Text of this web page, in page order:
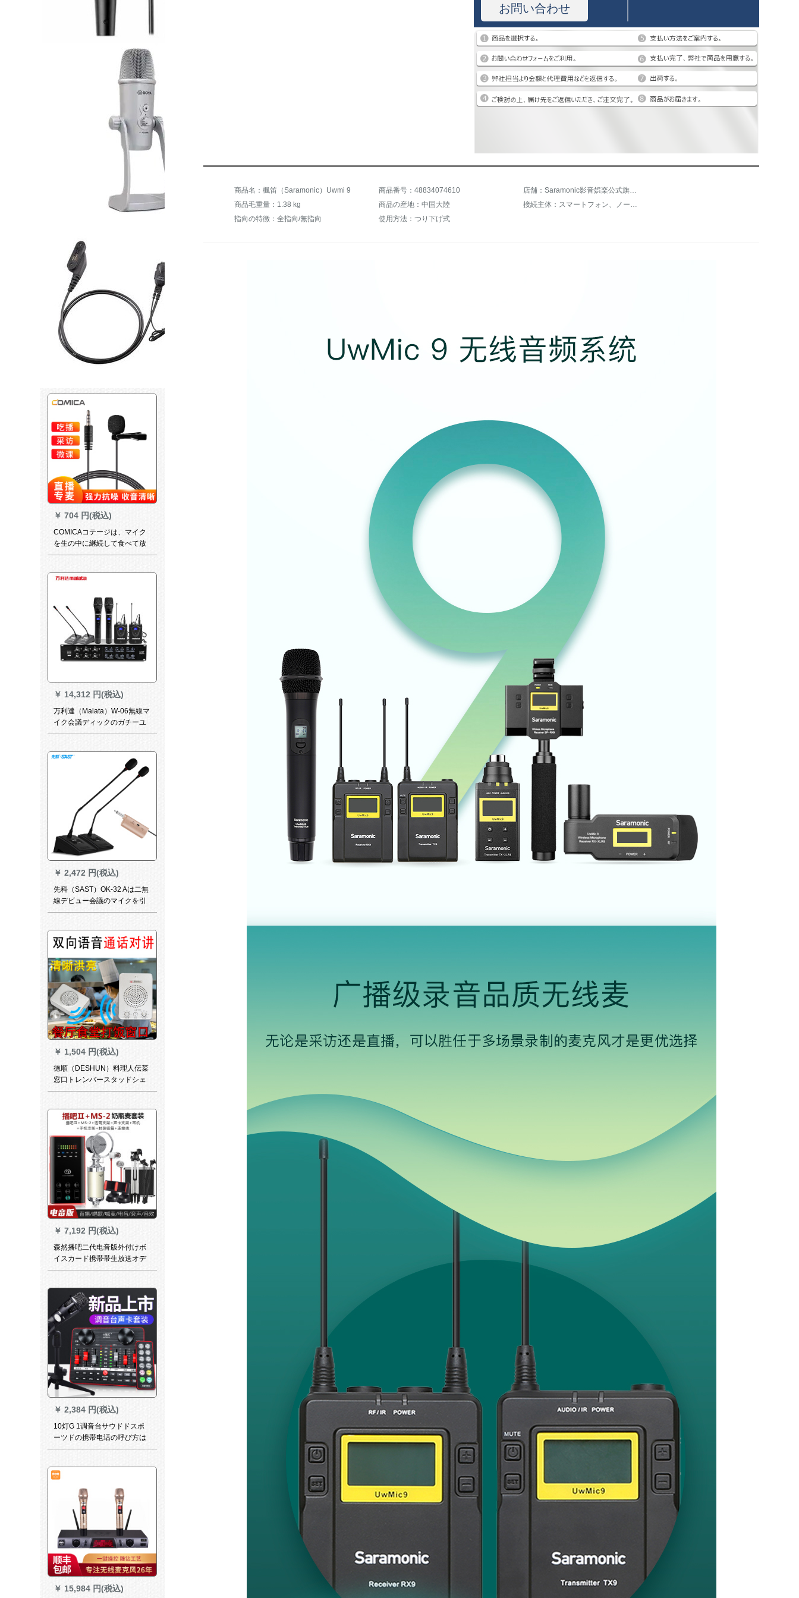
￥ 704 円(税込)
COMICAコテージは、マイク
を生の中に継続して食べて放
送します。マイクロ授业の教
す。
￥ 14,312 円(税込)
万利達（Malata）W-06無線マ
イク会議ディックのガチーユ
ステージ出演カラオケ司会会
にしてセットします。
￥ 2,472 円(税込)
先科（SAST）OK-32 Aは二無
線デビュー会議のマイクを引
くと、無線のガチーユがネッ
マイクを引く。
￥ 1,504 円(税込)
徳順（DESHUN）料理人伝菜
窓口トレンバースタッドシェ
フ食堂食事代所拡大音器双方
￥ 7,192 円(税込)
森然播吧二代电音版外付けボ
イスカード携帯帯生放送オデ
ュオカーカーカードドドスポ
オ录音マイク全民カラオケ携
帯帯电话マイク速手振り生放
送コード设备セントで生放送
します。II電音版+MS-2哺乳瓶
のマックセット
￥ 2,384 円(税込)
10灯G 1调音台サウドドスポ
ーツドの携帯电话の呼び方は
フルセイントです。アレル
ます。歌のためのマイクは麦
绅士黒を持ちます。
￥ 15,984 円(税込)
お問い合わせ
商品名：楓笛（Saramonic）Uwmi 9 商品番号：48834074610
商品毛重量：1.38 kg
商品の産地：中国大陸
指向の特徴：全指向/無指向
使用方法：つり下げ式